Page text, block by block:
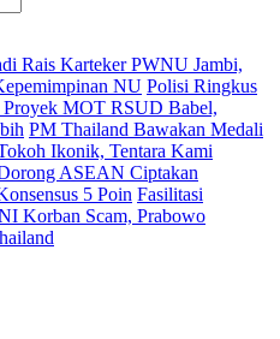
Rais Karteker PWNU Jambi,
NU Polisi Ringkus
Proyek MOT RSUD Babel,
PM Thailand Bawakan Medali
Ikonik, Tentara Kami
ASEAN Ciptakan
5 Poin Fasilitasi
Korban Scam, Prabowo